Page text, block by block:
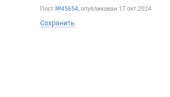
Пост №45654, опубликован 17 окт 2024
Сохранить